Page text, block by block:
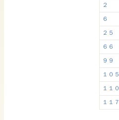
２
６
２５
６６
９９
１０５
１１０
１１７